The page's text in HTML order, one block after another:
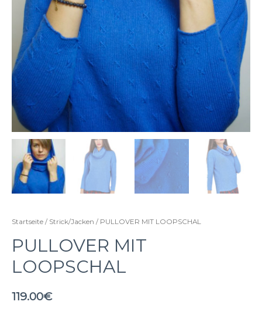
Startseite/ Strick/Jacken / PULLOVER MIT LOOPSCHAL
PULLOVER MIT
LOOPSCHAL
119.00€